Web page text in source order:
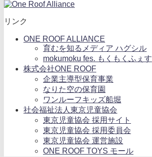
リンク
ONE ROOF ALLIANCE
育むを知るメディア ハグシル
mokumoku fes. もくもくふぇす
株式会社ONE ROOF
企業主導型保育事業
なりた空の保育園
ワンルーフキッズ船堀
社会福祉法人東京児童協会
東京児童協会 採用サイト
東京児童協会 採用委員会
東京児童協会 運営施設
ONE ROOF TOYS モール